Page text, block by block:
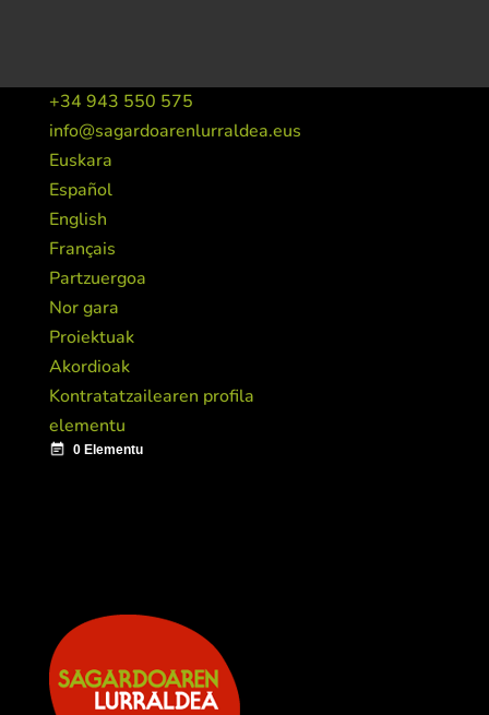
+34 943 550 575
info@sagardoarenlurraldea.eus
Euskara
Español
English
Français
Partzuergoa
Nor gara
Proiektuak
Akordioak
Kontratatzailearen profila
elementu